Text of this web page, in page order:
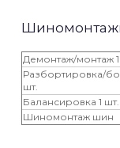
Демонтаж/монтаж
Разбортировка/
шт.
Балансировка 1 шт.
Шиномонтаж шин